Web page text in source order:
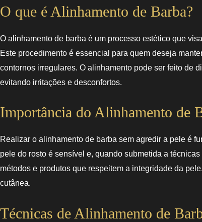
O que é Alinhamento de Barba?
O alinhamento de barba é um processo estético que
Este procedimento é essencial para quem deseja
contornos irregulares. O alinhamento pode ser feito de
evitando irritações e desconfortos.
Importância do Alinhamento de
Realizar o alinhamento de barba sem agredir a pele é
pele do rosto é sensível e, quando submetida a
métodos e produtos que respeitem a integridade da
cutânea.
Técnicas de Alinhamento de